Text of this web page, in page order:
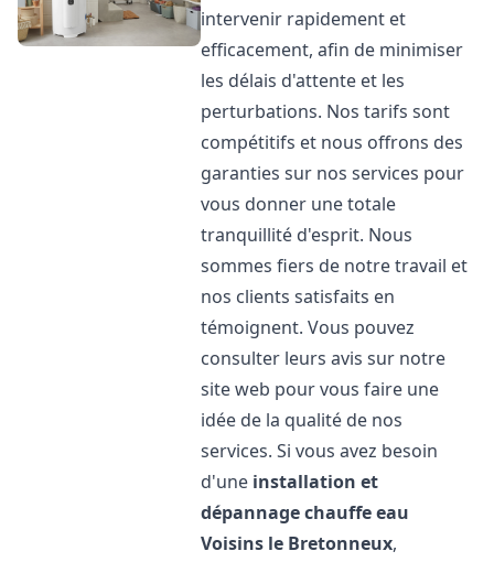
intervenir rapidement et
efficacement, afin de minimiser
les délais d'attente et les
perturbations. Nos tarifs sont
compétitifs et nous offrons des
garanties sur nos services pour
vous donner une totale
tranquillité d'esprit. Nous
sommes fiers de notre travail et
nos clients satisfaits en
témoignent. Vous pouvez
consulter leurs avis sur notre
site web pour vous faire une
idée de la qualité de nos
services. Si vous avez besoin
d'une installation et
dépannage chauffe eau
Voisins le Bretonneux,